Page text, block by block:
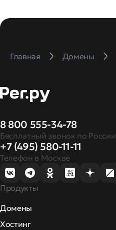
Главная Домены
8 800 555-34-78
Бесплатный звонок по России
+7 (495) 580-11-11
Телефон в Москве
Продукты
Домены
Хостинг